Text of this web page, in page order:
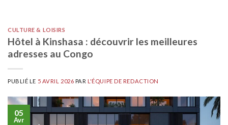
CULTURE & LOISIRS
Hôtel à Kinshasa : découvrir les meilleures
adresses au Congo
PUBLIÉ LE 5 AVRIL 2026 PARL'ÉQUIPE DE REDACTION
05
Avr